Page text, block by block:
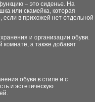
– это сиденье. На
или скамейка, которая
если в прихожей нет отдельной
и организации обуви.
комнате, а также добавят
обуви в стиле и с
и эстетическую